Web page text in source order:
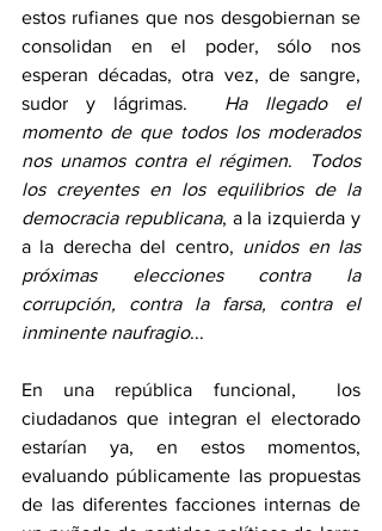
estos rufianes que nos desgobiernan se
consolidan en el poder, sólo nos
esperan décadas, otra vez, de sangre,
sudor y lágrimas. Ha llegado el
momento de que todos los moderados
nos unamos contra el régimen.
Todos
los creyentes en los equilibrios de la
democracia republicana, a la izquierda y
a la derecha del centro, unidos en las
próximas elecciones contra la
corrupción, contra la farsa, contra el
inminente naufragio...
En una república funcional,  los
ciudadanos que integran el electorado
estarían ya, en estos momentos,
evaluando públicamente las propuestas
de las diferentes facciones internas de